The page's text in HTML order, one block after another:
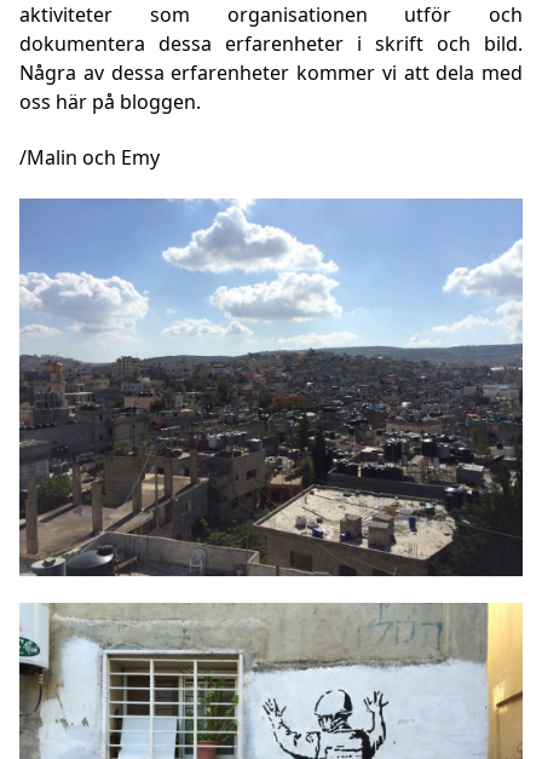
aktiviteter som organisationen utför och
dokumentera dessa erfarenheter i skrift och bild.
Några av dessa erfarenheter kommer vi att dela med
oss här på bloggen.
/Malin och Emy